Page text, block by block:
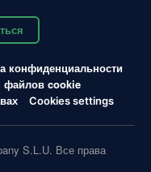
конфиденциальности
файлов cookie
Cookies settings
S.L.U. Все права